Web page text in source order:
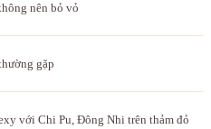
nên bỏ vỏ
gặp
với Chi Pu, Đông Nhi trên thảm đỏ